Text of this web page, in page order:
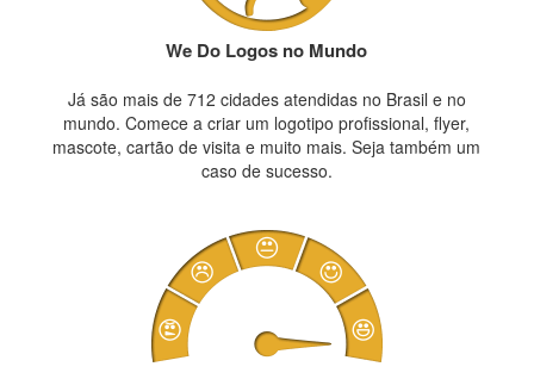
We Do Logos no Mundo
Já são mais de 712 cidades atendidas no Brasil e no
mundo. Comece a criar um logotipo profissional, flyer,
mascote, cartão de visita e muito mais. Seja também um
caso de sucesso.